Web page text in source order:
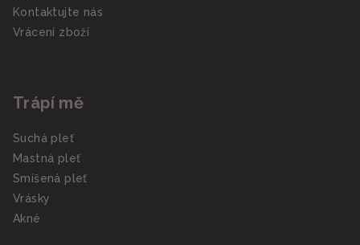
Kontaktujte nás
Vrácení zboží
Trápí mě
Suchá pleť
Mastná pleť
Smíšená pleť
Vrásky
Akné